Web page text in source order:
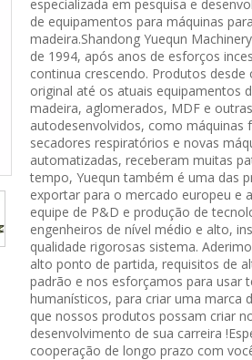
especializada em pesquisa e
de equipamentos para máquinas
madeira.Shandong Yuequn
de 1994, após anos de esforços
continua crescendo. Produtos
original até os atuais equipamentos
madeira, aglomerados, MDF e
autodesenvolvidos, como máquinas
secadores respiratórios e novas
automatizadas, receberam muitas
tempo, Yuequn também é uma das
exportar para o mercado europeu e
equipe de P&D e produção de
engenheiros de nível médio e alto,
qualidade rigorosas sistema.
alto ponto de partida, requisitos de
padrão e nos esforçamos para usar
humanísticos, para criar uma marca
que nossos produtos possam criar
desenvolvimento de sua carreira
cooperação de longo prazo com